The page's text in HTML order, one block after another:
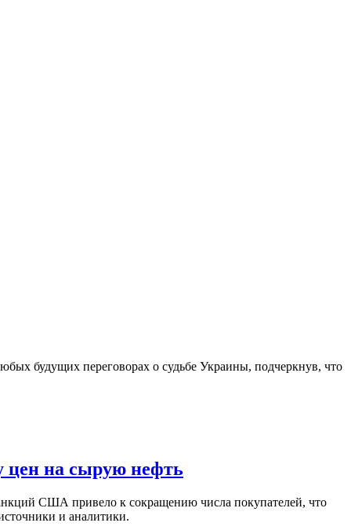
будущих переговорах о судьбе Украины, подчеркнув, что
цен на сырую нефть
США привело к сокращению числа покупателей, что
и аналитики.